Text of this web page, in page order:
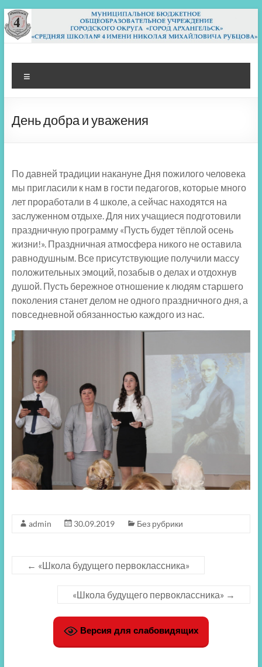
Перейти
к
содержимому
МБОУ СШ 4
Архангельск
День добра и уважения
По давней традиции накануне Дня пожилого человека
мы пригласили к нам в гости педагогов, которые много
лет проработали в 4 школе, а сейчас находятся на
заслуженном отдыхе. Для них учащиеся подготовили
праздничную программу «Пусть будет тёплой осень
жизни!». Праздничная атмосфера никого не оставила
равнодушным. Все присутствующие получили массу
положительных эмоций, позабыв о делах и отдохнув
душой. Пусть бережное отношение к людям старшего
поколения станет делом не одного праздничного дня, а
повседневной обязанностью каждого из нас.
admin 30.09.2019 Без рубрики
← «Школа будущего первоклассника»
«Школа будущего первоклассника» →
Версия для слабовидящих